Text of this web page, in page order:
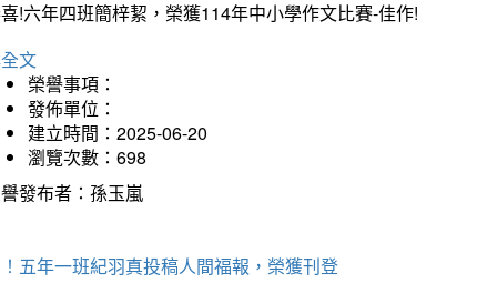
!六年四班簡梓絜，榮獲114年中小學作文比賽-佳作!
文
榮譽事項：
發佈單位：
建立時間：2025-06-20
瀏覽次數：698
發布者：孫玉嵐
五年一班紀羽真投稿人間福報，榮獲刊登